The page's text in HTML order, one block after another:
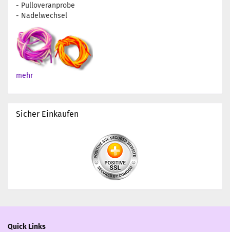
- Pulloveranprobe
- Nadelwechsel
mehr
Sicher Einkaufen
Quick Links